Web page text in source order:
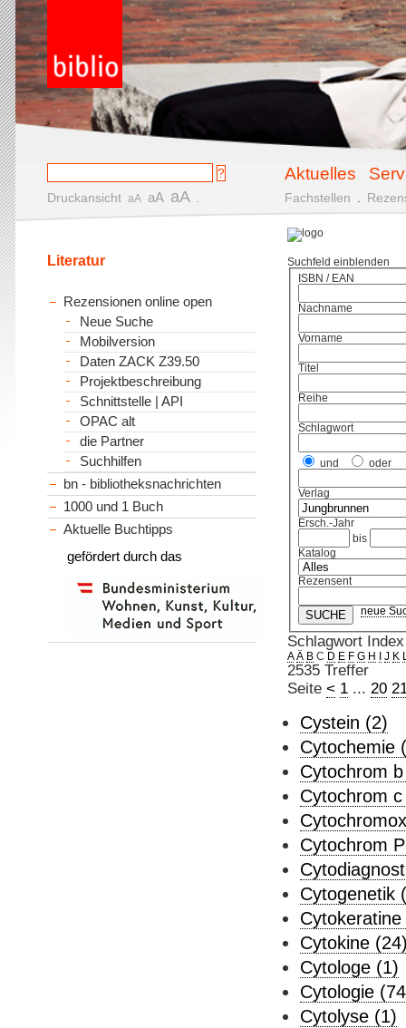
Aktuelles
Druckansicht aA aA aA Fachstellen
Suchfeld einblenden
ISBN / EAN
Nachname
Vorname
Titel
Reihe
Schlagwort
und oder
Verlag
Ersch.-Jahr
bis
Katalog
Rezensent
neue
Schlagwort Index
A Ä B C D E F G H J K
2535 Treffer
Seite < 1... 20
Cystein (2)
Cytochemie
Cytochrom
Cytochrom
Cytochrom
Cytogenetik
Cytokeratine
Cytokine
Cytologe (1)
Cytologie
Cytolyse (1)
Literatur
Rezensionen online open
Neue Suche
Mobilversion
Daten ZACK Z39.50
Projektbeschreibung
Schnittstelle | API
OPAC alt
die Partner
Suchhilfen
bn - bibliotheksnachrichten
1000 und 1 Buch
Aktuelle Buchtipps
gefördert durch das